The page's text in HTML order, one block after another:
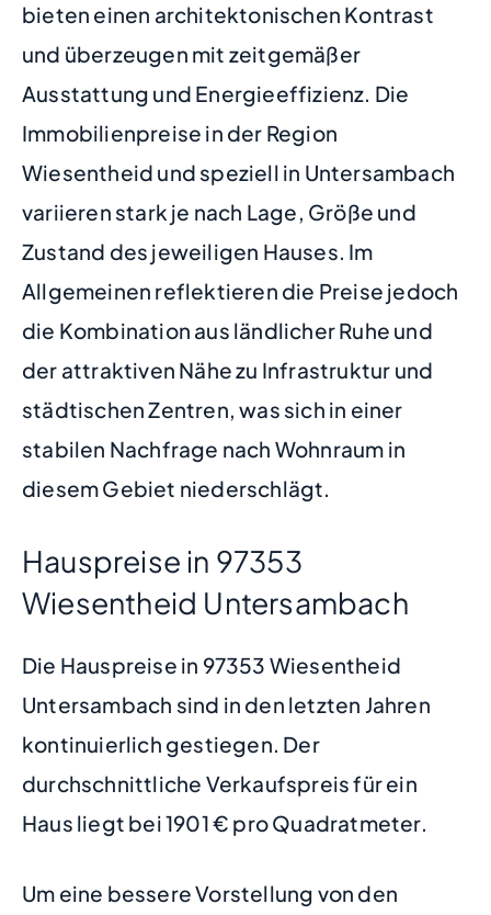
bieten einen architektonischen Kontrast
und überzeugen mit zeitgemäßer
Ausstattung und Energieeffizienz. Die
Immobilienpreise in der Region
Wiesentheid und speziell in Untersambach
variieren stark je nach Lage, Größe und
Zustand des jeweiligen Hauses. Im
Allgemeinen reflektieren die Preise jedoch
die Kombination aus ländlicher Ruhe und
der attraktiven Nähe zu Infrastruktur und
städtischen Zentren, was sich in einer
stabilen Nachfrage nach Wohnraum in
diesem Gebiet niederschlägt.
Hauspreise in 97353
Wiesentheid Untersambach
Die Hauspreise in 97353 Wiesentheid
Untersambach sind in den letzten Jahren
kontinuierlich gestiegen. Der
durchschnittliche Verkaufspreis für ein
Haus liegt bei 1901 € pro Quadratmeter.
Um eine bessere Vorstellung von den